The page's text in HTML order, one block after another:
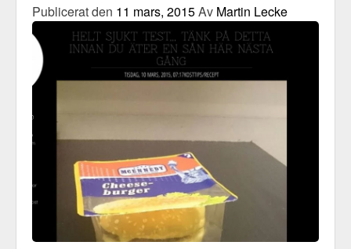
Publicerat den 11 mars, 2015Av Martin Lecke